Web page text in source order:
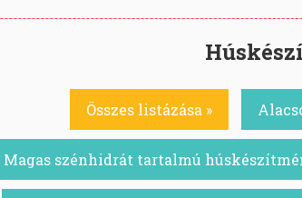
Összes listázása »
Magas szénhidrát tartalmú